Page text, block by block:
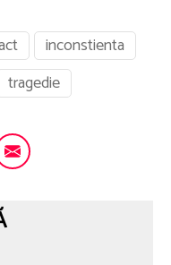
inconstienta
tragedie